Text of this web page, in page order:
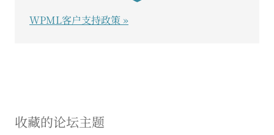
收藏的论坛主题
WPML客户支持政策 »